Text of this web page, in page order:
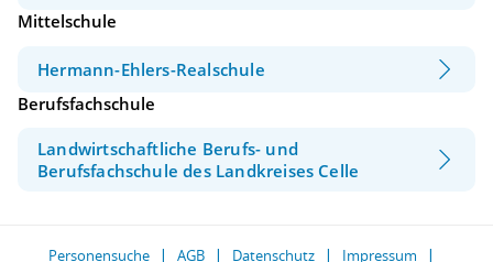
Mittelschule
Hermann-Ehlers-Realschule
Berufsfachschule
Landwirtschaftliche Berufs- und
Berufsfachschule des Landkreises Celle
Personensuche AGB Datenschutz
Impressum